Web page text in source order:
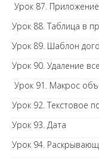
Урок 87.
Урок 88. Таблица в
Урок 89. Шаблон
Урок 90. Удаление
Урок 91. Макрос
Урок 92. Текстовое
Урок 93. Дата
Урок 94.